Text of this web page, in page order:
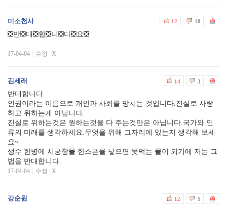
미소천사 12 10
❎반❎대❎합❎니❎다❎요❎
17-04-04 수정 X
김세래 14 3
반대합니다
인권이라는 이름으로 개인과 사회를 망치는 것입니다.진실로 사랑
하고 위하는게 아닙니다.
진실로 위하는것은 원하는것을 다 주는것만은 아닙니다.국가와 인
류의 미래를 생각하세요.무엇을 위해 그자리에 있는지 생각해 보세
요~
생수 한병에 시궁창물 한스픈을 넣으면 못먹는 물이 되기에 저는 그
법을 반대합니다.
17-04-04 수정 X
강순원 12 5